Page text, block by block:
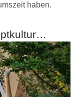
haben.